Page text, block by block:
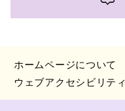
ホームページについて
ウェブアクセシビリティ